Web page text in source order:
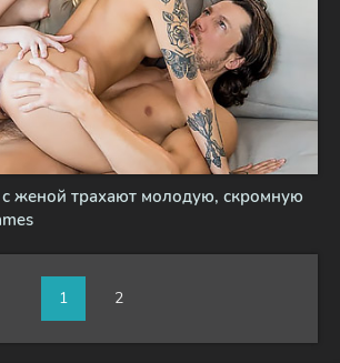
женой трахают молодую, скромную
1 2